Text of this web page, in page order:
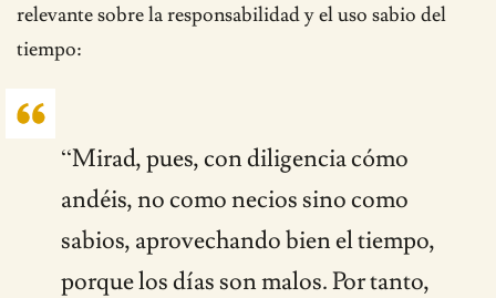
relevante sobre la responsabilidad y el uso sabio del
tiempo:
“Mirad, pues, con diligencia cómo
andéis, no como necios sino como
sabios, aprovechando bien el tiempo,
porque los días son malos. Por tanto,